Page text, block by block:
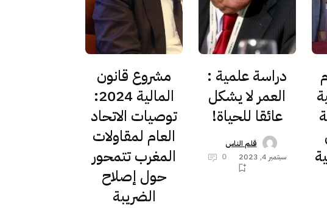
دراسة علمية :
العمر لا يشكل
عائقا للحياة!
قلم الناس
سبتمبر 4, 2023
0
مشروع قانون
المالية 2024:
توصيات الاتحاد
العام لمقاولات
المغرب تتمحور
حول إصلاح
الضريبة